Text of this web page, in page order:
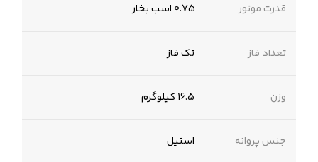
قدرت موتور 0.75 اسب بخار
تعداد فاز تک فاز
وزن 16.5 کیلوگرم
جنس پروانه استیل